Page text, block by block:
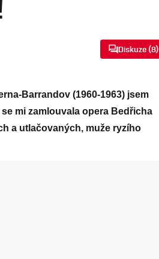
Diskuze (8)
Barrandov (1960-1963) jsem
mi zamlouvala opera Bedřicha
a utlačovaných, muže ryzího